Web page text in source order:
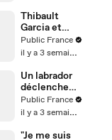
rupture
Thibault
Garcia et
Jessica
Thivenin : un
chapitre
s'ouvre
Public France
il y a 3 semaines
Un labrador
déclenche
accidentelle
ment un
Public France
il y a 3 semaines
"Je me suis